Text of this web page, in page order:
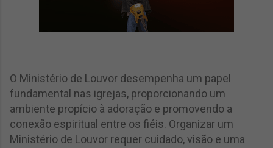
O Ministério de Louvor desempenha um papel
fundamental nas igrejas, proporcionando um
ambiente propício à adoração e promovendo a
conexão espiritual entre os fiéis. Organizar um
Ministério de Louvor requer cuidado, visão e uma